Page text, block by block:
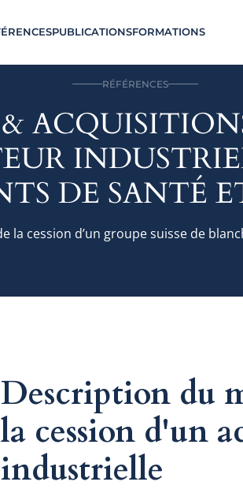
PUBLICATIONSFORMATIONS
RÉFÉRENCES
DE SANTÉ
la cession d’un groupe suisse de
Description du
la cession d'un
industrielle